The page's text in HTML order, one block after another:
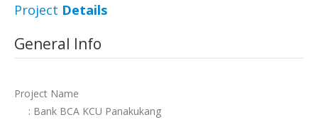
Project Details
General Info
Project Name
: Bank BCA KCU Panakukang